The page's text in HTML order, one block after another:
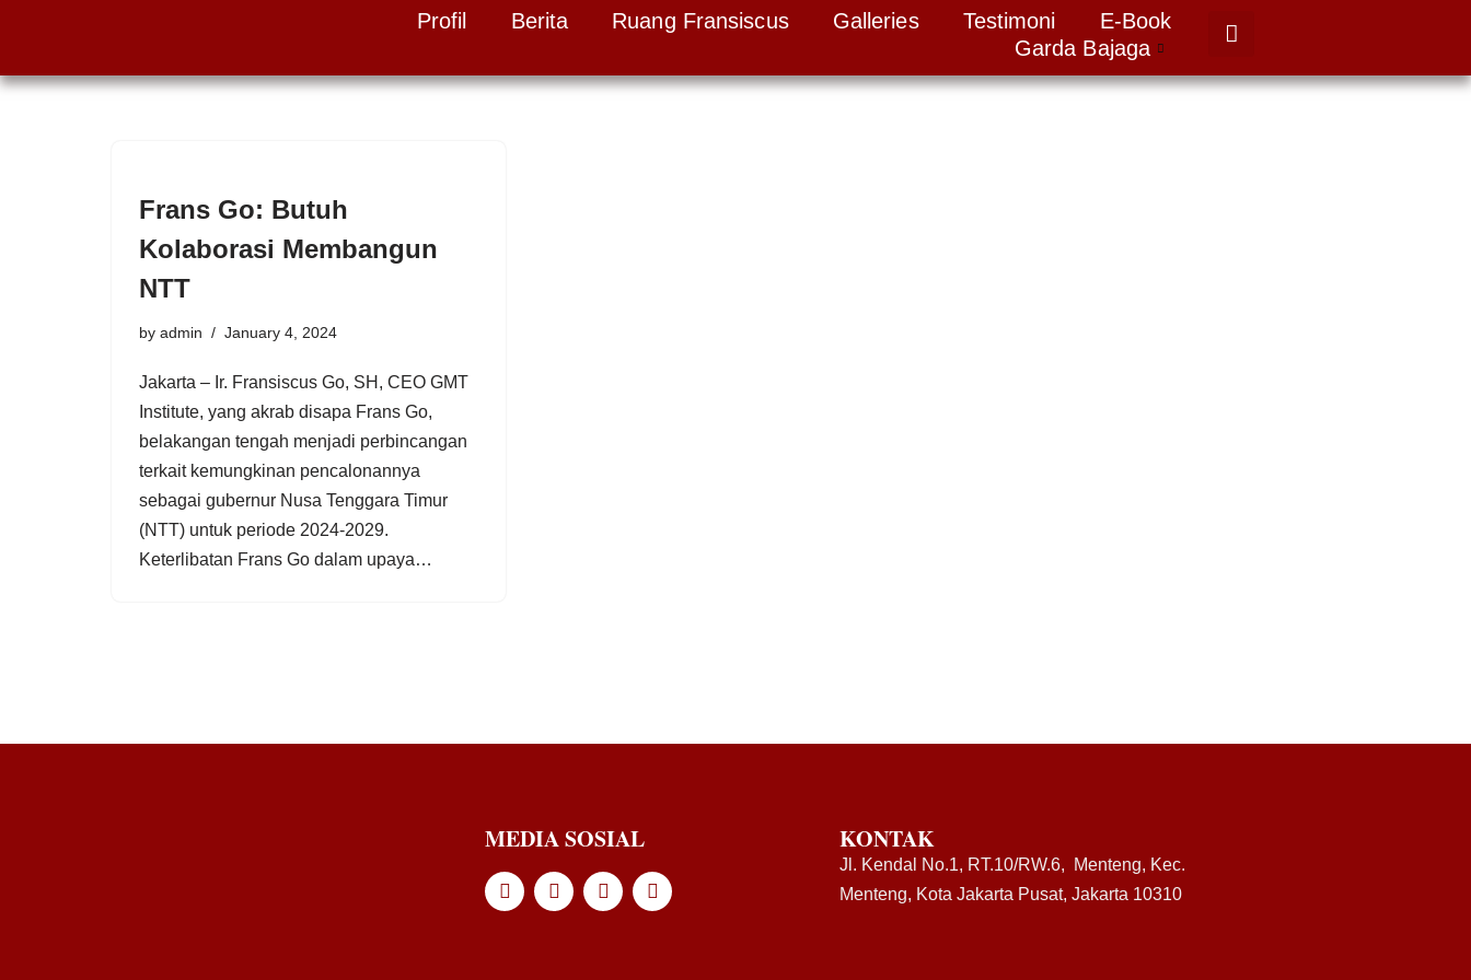
to
Profil Berita Ruang Fransiscus Galleries Testimoni
E-Book
Garda Bajaga
Frans Go: Butuh
Kolaborasi Membangun
NTT
by admin January 4, 2024
Jakarta – Ir. Fransiscus Go, SH, CEO GMT
Institute, yang akrab disapa Frans Go,
belakangan tengah menjadi perbincangan
terkait kemungkinan pencalonannya
sebagai gubernur Nusa Tenggara Timur
(NTT) untuk periode 2024-2029.
Keterlibatan Frans Go dalam upaya…
MEDIA SOSIAL KONTAK
Jl. Kendal No.1, RT.10/RW.6, Menteng, Kec.
Menteng, Kota Jakarta Pusat, Jakarta 10310